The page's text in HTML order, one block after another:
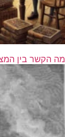
מה הקשר בין